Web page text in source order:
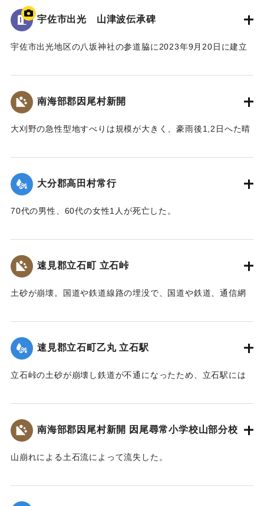
【出典：案内板】
｜固有コード:
併せて昭和20年9月台風第16号、昭和36年10月の大雨によっ
て発生した洪水の水位高も記録されている。
[学生CERDの感想]
の甚大さが伺えた。
｜固有コード:00481077
宇佐市出光 山津波伝承碑
宇佐市出光地区の八坂神社の参道脇に2023年9月20日に建立
1943（昭和18）年9月20日に発生した大規模な土石流によ
り、八坂神社周辺の集落が被害を受けた。
災害発生当時の新聞には死者27人と記載されているが、近く
また、八坂神社の本殿は土石流により流失したが、石碑のそ
【碑文】
昭和一八年（一九四三年）大分県下を襲った台風二十六号
は、九月二十日、宇佐市の旧北馬城村出光地区に「山津波」
たらしただけでなく、多くの家屋をのみ込み、二十九人もの
尊い命を奪いました。
太平洋戦争中だったこともあり、新聞にも大きくは取り扱
事にも拘らず、宇佐市史に記録されることもなく、多くの市
のは、「北馬城の昔をたずねる会」の皆さんでした。その活
動に対して改めて敬意を表します。
令和五年はこの災害から八十年目の節目の年に当たりま
碑を建立します。
遺族関係者一同
南海部郡因尾村新開
大刈野の急性型地すべりは規模が大きく、豪雨後1,2日へた晴
り、500m上流の新開部落の小学校校舎を浮上し、2.5～3Km
上流に逆流させ、樫ノ峯部落の下流1Kmのところでとまっ
た。天然ダムはその後きれて下流に大水害を与えている。奥
戸主はいまもなお行方不明である。
【出典：日本の国土 : 自然と開発 下（小出博,東京大学出版
｜固有コード:
大分郡高田村常行
70代の男性、60代の女性1人が死亡した。
｜固有コード:00481071
速見郡立石町 立石峠
土砂が崩壊。国道や鉄道線路の埋没で、国道や鉄道、通信網
会をを開いて災害復旧対策を協議した。22日には、町民を総
動員して立石峠の鉄道線路と国道の復旧作業に着手した。昼
夜兼行の奮闘のかいあって23日午前中には、早くも列車の開
及んだが、食事は、すべて婦人会員の炊き出しによってまか
め車馬が通行できるようになったのは10月3日であった。
文化研究会 松原保則氏の報告による）】
｜固有コード:00481072
速見郡立石町乙丸 立石駅
立石峠の土砂が崩壊し鉄道が不通になったため、立石駅には
であるから乗客の中には多くの応召兵も含まれていた。立石
駅付近の街は浸水し濁流が洗っていたが、立石町長は、婦人
会員を召集して炊き出しをし、列車の乗客に配給した。
【出典：山香町誌（山香町誌刊行会、1982）（おおいた石造
南海部郡因尾村新開 因尾尋常小学校山部分校
山崩れによる土石流によって流失した。